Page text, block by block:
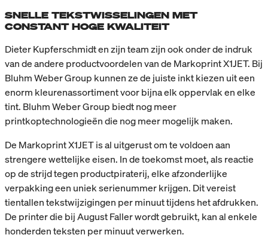
SNELLE TEKSTWISSELINGEN MET
CONSTANT HOGE KWALITEIT
Dieter Kupferschmidt en zijn team zijn ook onder de indruk
van de andere productvoordelen van de Markoprint X1JET. Bij
Bluhm Weber Group kunnen ze de juiste inkt kiezen uit een
enorm kleurenassortiment voor bijna elk oppervlak en elke
tint. Bluhm Weber Group biedt nog meer
printkoptechnologieën die nog meer mogelijk maken.
De Markoprint X1JET is al uitgerust om te voldoen aan
strengere wettelijke eisen. In de toekomst moet, als reactie
op de strijd tegen productpiraterij, elke afzonderlijke
verpakking een uniek serienummer krijgen. Dit vereist
tientallen tekstwijzigingen per minuut tijdens het afdrukken.
De printer die bij August Faller wordt gebruikt, kan al enkele
honderden teksten per minuut verwerken.